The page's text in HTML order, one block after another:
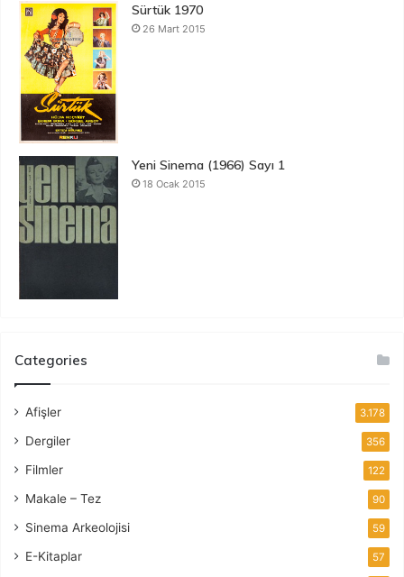
Sürtük 1970
26 Mart 2015
Yeni Sinema (1966) Sayı 1
18 Ocak 2015
Categories
Afişler 3.178
Dergiler 356
Filmler 122
Makale – Tez 90
Sinema Arkeolojisi 59
E-Kitaplar 57